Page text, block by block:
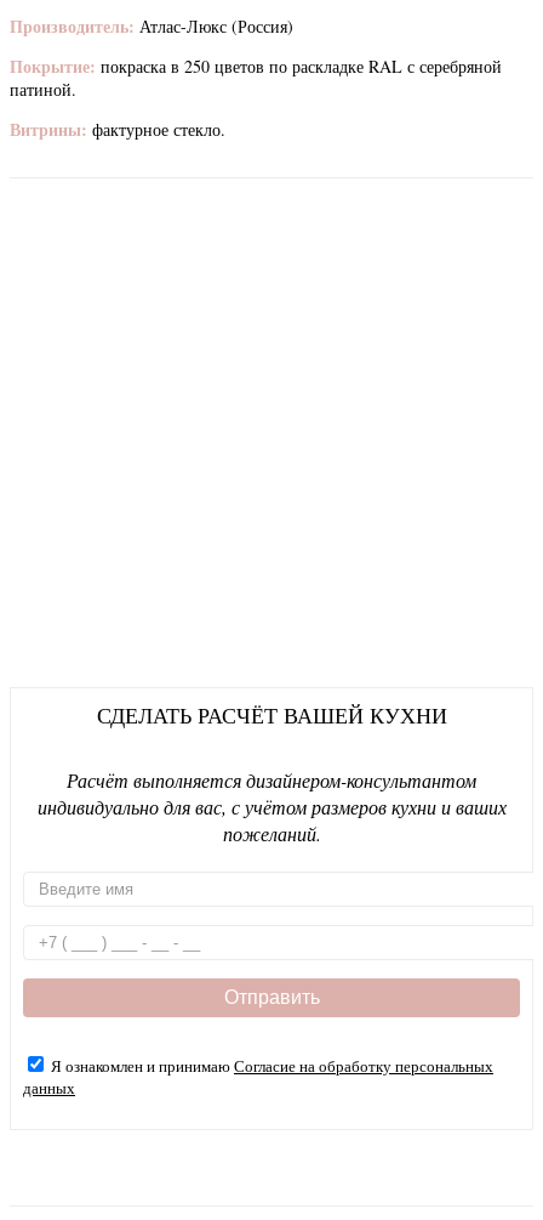
Производитель: Атлас-Люкс (Россия)
Покрытие: покраска в 250 цветов по раскладке RAL с серебряной
патиной.
Витрины: фактурное стекло.
СДЕЛАТЬ РАСЧЁТ ВАШЕЙ КУХНИ
Расчёт выполняется дизайнером-консультантом
индивидуально для вас, с учётом размеров кухни и ваших
пожеланий.
Я ознакомлен и принимаюСогласие на обработку персональных
данных